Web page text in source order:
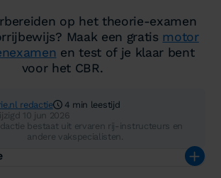
op het theorie-examen
Maak een gratis motor
en test of je klaar bent
voor het CBR.
redactie
4 min leestijd
10 jun 2026
bestaat uit ervaren rij-instructeurs en
andere vakspecialisten.